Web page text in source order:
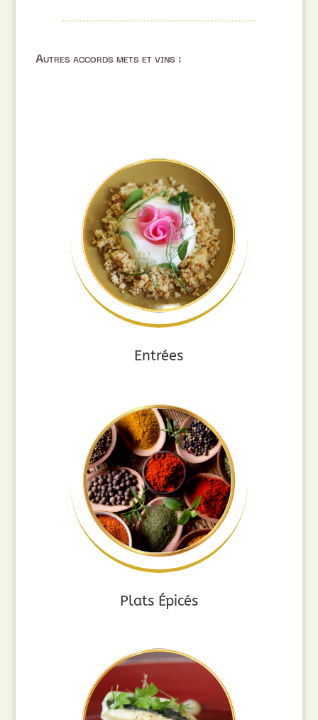
Autres accords mets et vins :
Entrées
Plats Épicés